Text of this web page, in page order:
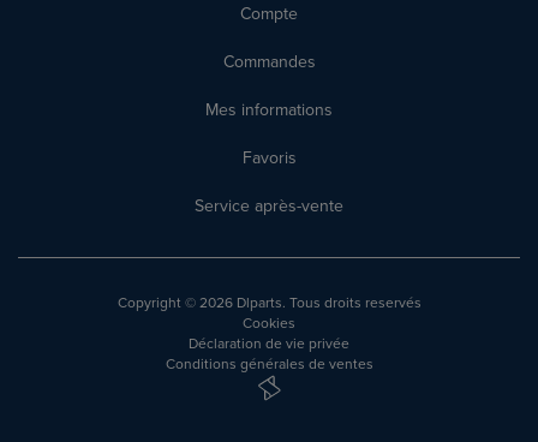
Compte
Commandes
Mes informations
Favoris
Service après-vente
Copyright© 2026 Dlparts. Tous droits reservés
Cookies
Déclaration de vie privée
Conditions générales de ventes